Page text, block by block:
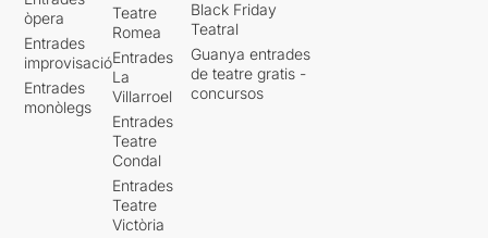
òpera
Entrades
improvisació
Entrades
monòlegs
Teatre
Romea
Entrades
La
Villarroel
Entrades
Teatre
Condal
Entrades
Teatre
Victòria
Black Friday
Teatral
Guanya entrades
de teatre gratis -
concursos